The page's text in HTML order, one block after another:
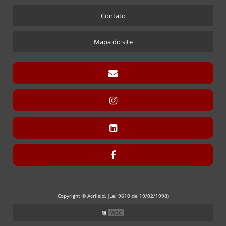
Contato
Mapa do site
Copyright © Acrilsid. (Lei 9610 de 19/02/1998)
W3C